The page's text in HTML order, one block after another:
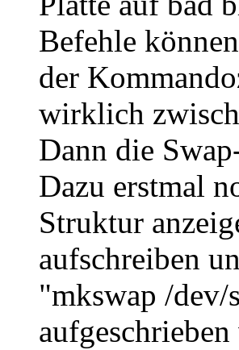
Befehle
der
wirklich
Dann die
Dazu erstmal
Struktur
aufschreiben
"mkswap /